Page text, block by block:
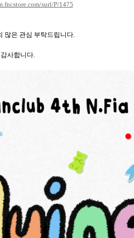
surl/P/1475
많은 관심 부탁드립니다.
감사합니다.